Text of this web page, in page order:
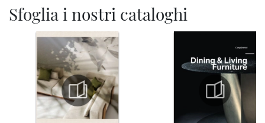
Sfoglia i nostri cataloghi